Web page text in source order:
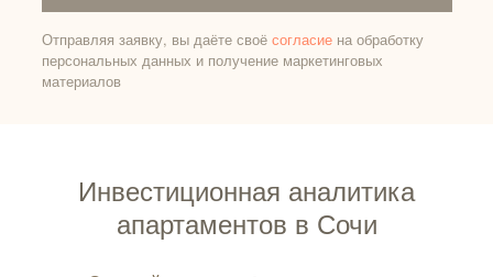
Отправляя заявку, вы даёте своё согласиена обработку
персональных данных и получение маркетинговых
материалов
Инвестиционная аналитика
апартаментов в Сочи